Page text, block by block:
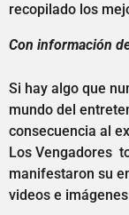
recopilado los
Con información
Si hay algo que
mundo del
consecuencia al
Los Vengadores
manifestaron su
videos e